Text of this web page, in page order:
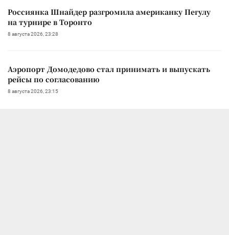
Россиянка Шнайдер разгромила американку Пегулу
на турнире в Торонто
8 августа 2026, 23:28
Аэропорт Домодедово стал принимать и выпускать
рейсы по согласованию
8 августа 2026, 23:15